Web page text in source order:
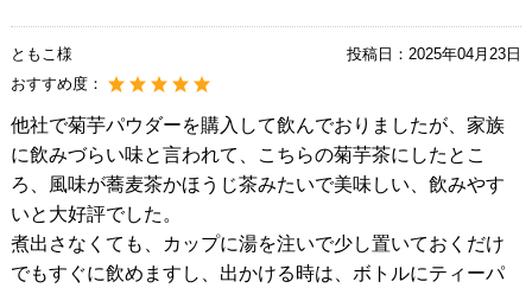
ともこ様 投稿日： 2025年04月23日
おすすめ度：
他社で菊芋パウダーを購入して飲んでおりましたが、家族
に飲みづらい味と言われて、こちらの菊芋茶にしたとこ
ろ、風味が蕎麦茶かほうじ茶みたいで美味しい、飲みやす
いと大好評でした。
煮出さなくても、カップに湯を注いで少し置いておくだけ
でもすぐに飲めますし、出かける時は、ボトルにティーパ